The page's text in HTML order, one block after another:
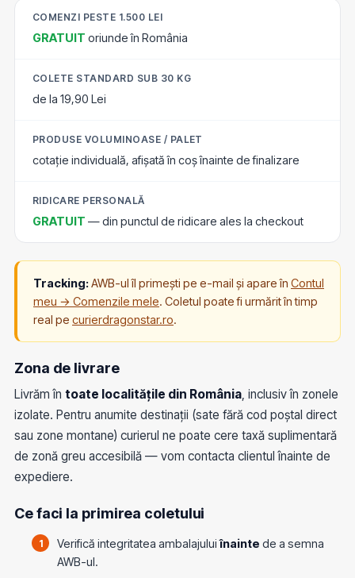
COMENZI PESTE 1.500 LEI
GRATUIT oriunde în România
COLETE STANDARD SUB 30 KG
de la 19,90 Lei
PRODUSE VOLUMINOASE / PALET
cotație individuală, afișată în coș înainte de finalizare
RIDICARE PERSONALĂ
GRATUIT — din punctul de ridicare ales la checkout
Tracking:AWB-ul îl primești pe e-mail și apare în Contul
meu → Comenzile mele. Coletul poate fi urmărit în timp
real pe curierdragonstar.ro.
Zona de livrare
Livrăm în toate localitățile din România, inclusiv în zonele
izolate. Pentru anumite destinații (sate fără cod poștal direct
sau zone montane) curierul ne poate cere taxă suplimentară
de zonă greu accesibilă — vom contacta clientul înainte de
expediere.
Ce faci la primirea coletului
Verifică integritatea ambalajuluiînainte de a semna
AWB-ul.